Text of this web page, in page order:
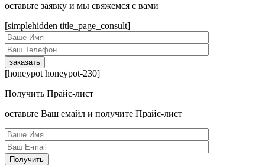
оcтавьте заявку и мы свяжемся с вами
[simplehidden title_page_consult]
[honeypot honeypot-230]
Получить Прайс-лист
оcтавьте Ваш емайл и получите Прайс-лист